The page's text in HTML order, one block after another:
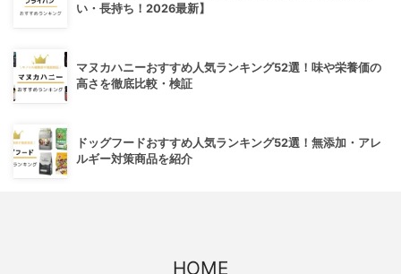
い・長持ち！2026最新】
マヌカハニーおすすめ人気ランキング52選！味や栄養価の
高さを徹底比較・検証
ドッグフードおすすめ人気ランキング52選！無添加・アレ
ルギー対策商品を紹介
HOME